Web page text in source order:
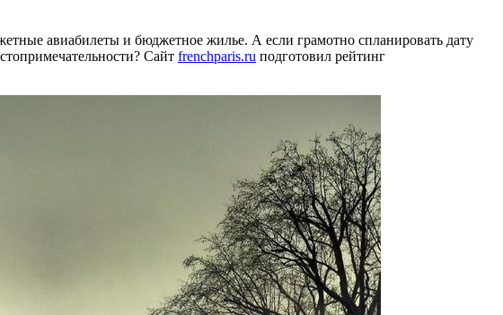
авиабилеты и бюджетное жилье. А если грамотно спланировать дату
Сайт frenchparis.ru подготовил рейтинг